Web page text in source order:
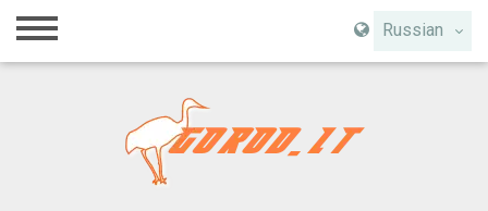
Russian
Главная
Регистрация